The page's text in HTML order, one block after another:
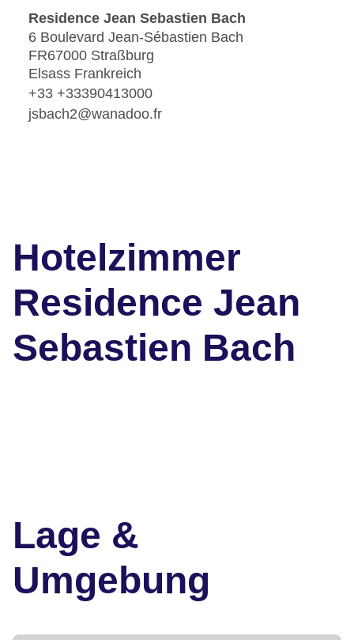
Residence Jean Sebastien Bach
6 Boulevard Jean-Sébastien Bach
FR67000 Straßburg
Elsass Frankreich
+33 +33390413000
jsbach2@wanadoo.fr
Hotelzimmer
Residence Jean
Sebastien Bach
Lage &
Umgebung